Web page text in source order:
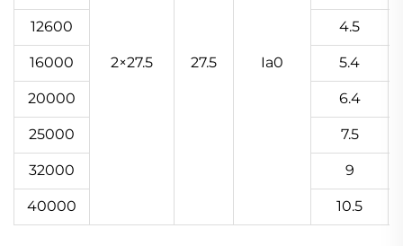
2×27.5 27.5 Ia0
12600 4.5
16000 5.4
20000 6.4
25000 7.5
32000 9
40000 10.5